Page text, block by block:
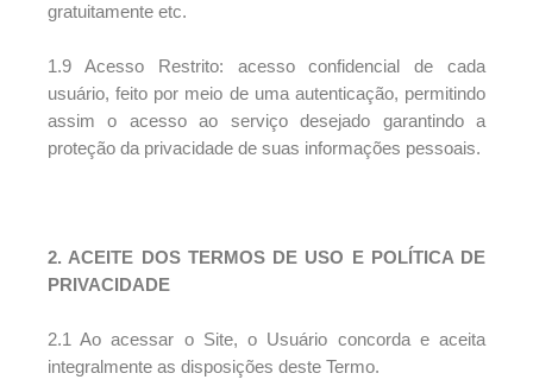
gratuitamente etc.
1.9 Acesso Restrito: acesso confidencial de cada
usuário, feito por meio de uma autenticação, permitindo
assim o acesso ao serviço desejado garantindo a
proteção da privacidade de suas informações pessoais.
2. ACEITE DOS TERMOS DE USO E POLÍTICA DE
PRIVACIDADE
2.1 Ao acessar o Site, o Usuário concorda e aceita
integralmente as disposições deste Termo.